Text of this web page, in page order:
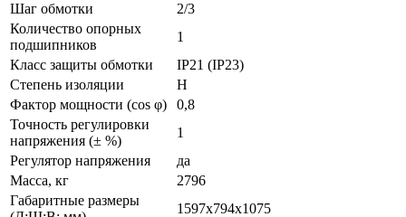
Шаг обмотки
2/3
Количество опорных
подшипников
1
Класс защиты обмотки
IP21 (IP23)
Степень изоляции
Н
Фактор мощности (cos φ)
0,8
Точность регулировки
напряжения (± %)
1
Регулятор напряжения
да
Масса, кг
2796
Габаритные размеры
1597x794x1075